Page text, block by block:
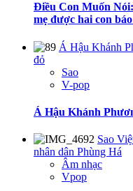
Điều Con Muốn
mẹ được hai con
Á Hậu Khánh
đỏ
Sao
V-pop
Á Hậu Khánh
Sao
nhân dân Phùng Há
Âm nhạc
Vpop